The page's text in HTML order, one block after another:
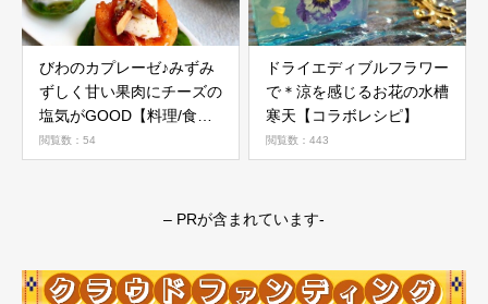
びわのカプレーゼ♪みずみ
ずしく甘い果肉にチーズの
塩気がGOOD【料理/食文
化研究家レシピ】
閲覧数：54
ドライエディブルフラワー
で＊涼を感じるお花の水槽
寒天【コラボレシピ】
閲覧数：443
– PRが含まれています-